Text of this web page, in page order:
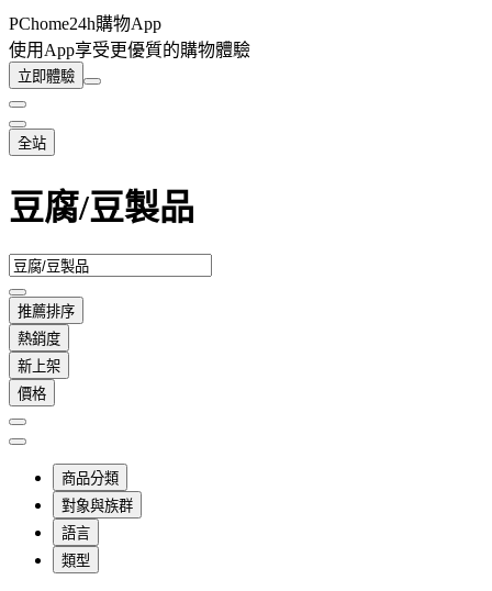
PChome24h購物App
使用App享受更優質的購物體驗
立即體驗
全站
豆腐/豆製品
推薦排序
熱銷度
新上架
價格
商品分類
對象與族群
語言
類型